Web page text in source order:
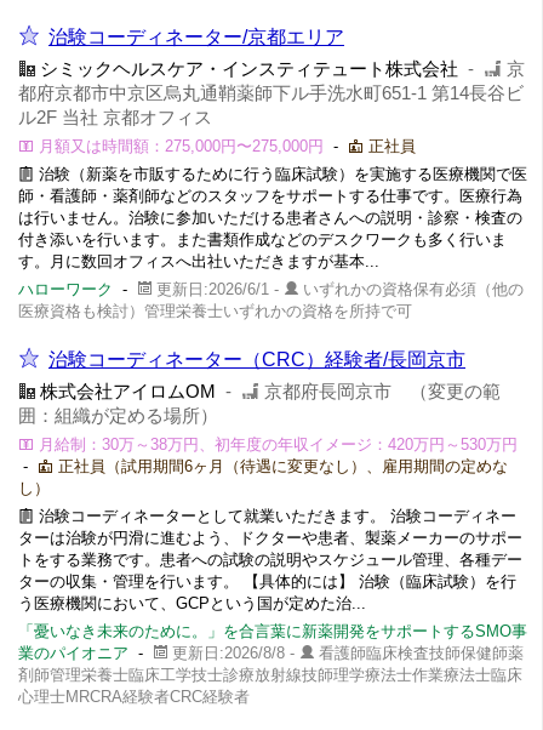
治験コーディネーター/京都エリア
シミックヘルスケア・インスティテュート株式会社 -
京
都府京都市中京区烏丸通鞘薬師下ル手洗水町651-1 第14長谷ビ
ル2F 当社 京都オフィス
月額又は時間額：275,000円〜275,000円 -
正社員
治験（新薬を市販するために行う臨床試験）を実施する医療機関で医
師・看護師・薬剤師などのスタッフをサポートする仕事です。医療行為
は行いません。治験に参加いただける患者さんへの説明・診察・検査の
付き添いを行います。また書類作成などのデスクワークも多く行いま
す。月に数回オフィスへ出社いただきますが基本...
ハローワーク
- 更新日:2026/6/1 -
いずれかの資格保有必須（他の
医療資格も検討）管理栄養士いずれかの資格を所持で可
治験コーディネーター（CRC）経験者/長岡京市
株式会社アイロムOM -
京都府長岡京市 （変更の範
囲：組織が定める場所）
月給制：30万～38万円、初年度の年収イメージ：420万円～530万円
-
正社員（試用期間6ヶ月（待遇に変更なし）、雇用期間の定めな
し）
治験コーディネーターとして就業いただきます。 治験コーディネー
ターは治験が円滑に進むよう、ドクターや患者、製薬メーカーのサポー
トをする業務です。患者への試験の説明やスケジュール管理、各種デー
ターの収集・管理を行います。 【具体的には】 治験（臨床試験）を行
う医療機関において、GCPという国が定めた治...
「憂いなき未来のために。」を合言葉に新薬開発をサポートするSMO事
業のパイオニア - 更新日:2026/8/8 -
看護師臨床検査技師保健師薬
剤師管理栄養士臨床工学技士診療放射線技師理学療法士作業療法士臨床
心理士MRCRA経験者CRC経験者